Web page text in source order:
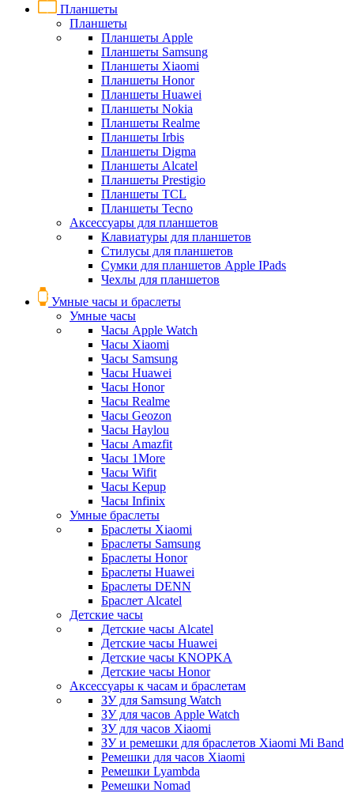
Планшеты
Планшеты
Планшеты Apple
Планшеты Samsung
Планшеты Xiaomi
Планшеты Honor
Планшеты Huawei
Планшеты Nokia
Планшеты Realme
Планшеты Irbis
Планшеты Digma
Планшеты Alcatel
Планшеты Prestigio
Планшеты TCL
Планшеты Tecno
Аксессуары для планшетов
Клавиатуры для планшетов
Стилусы для планшетов
Сумки для планшетов Apple IPads
Чехлы для планшетов
Умные часы и браслеты
Умные часы
Часы Apple Watch
Часы Xiaomi
Часы Samsung
Часы Huawei
Часы Honor
Часы Realme
Часы Geozon
Часы Haylou
Часы Amazfit
Часы 1More
Часы Wifit
Часы Kepup
Часы Infinix
Умные браслеты
Браслеты Xiaomi
Браслеты Samsung
Браслеты Honor
Браслеты Huawei
Браслеты DENN
Браслет Alcatel
Детские часы
Детские часы Alcatel
Детские часы Huawei
Детские часы KNOPKA
Детские часы Honor
Аксессуары к часам и браслетам
ЗУ для Samsung Watch
ЗУ для часов Apple Watch
ЗУ для часов Xiaomi
ЗУ и ремешки для браслетов Xiaomi Mi Band
Ремешки для часов Xiaomi
Ремешки Lyambda
Ремешки Nomad